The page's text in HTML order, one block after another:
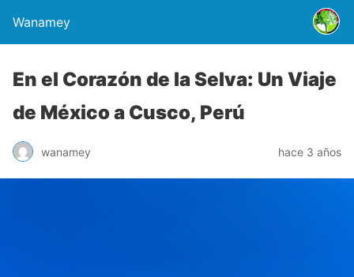
Wanamey
En el Corazón de la Selva: Un Viaje
de México a Cusco, Perú
wanamey hace 3 años